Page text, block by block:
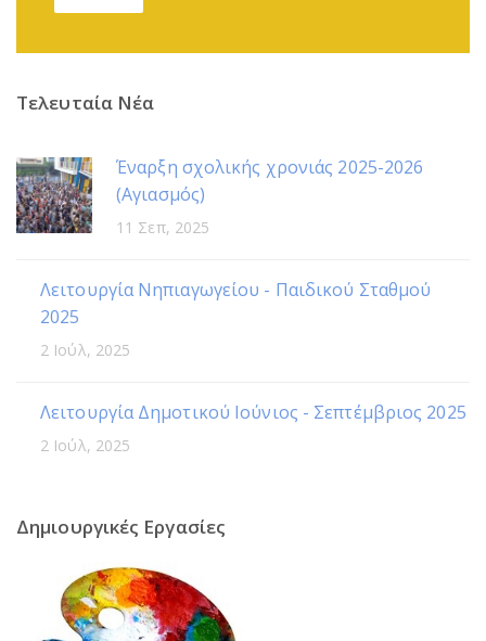
Τελευταία Νέα
Έναρξη σχολικής χρονιάς 2025-2026
(Αγιασμός)
11 Σεπ, 2025
Λειτουργία Νηπιαγωγείου - Παιδικού Σταθμού
2025
2 Ιούλ, 2025
Λειτουργία Δημοτικού Ιούνιος - Σεπτέμβριος 2025
2 Ιούλ, 2025
Δημιουργικές Εργασίες